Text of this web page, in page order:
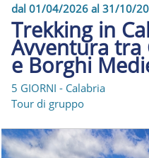
dal 01/04/2026 al 31/10/
Trekking in
Avventura tra
e Borghi
5 GIORNI - Calabria
Tour di gruppo